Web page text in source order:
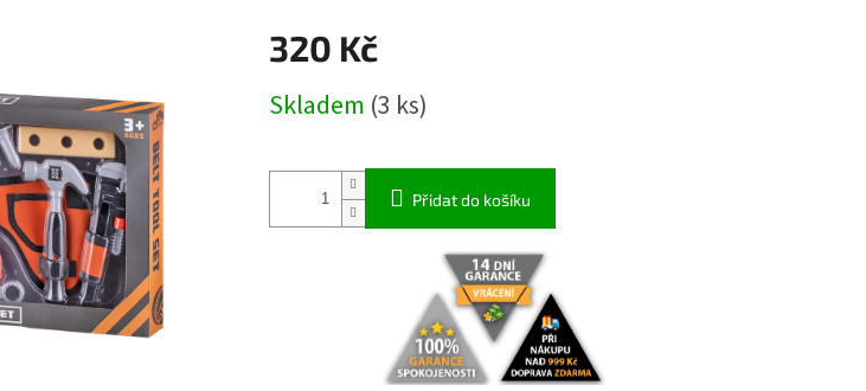
320 Kč
cena:
Skladem (3 ks)
Přidat do košíku